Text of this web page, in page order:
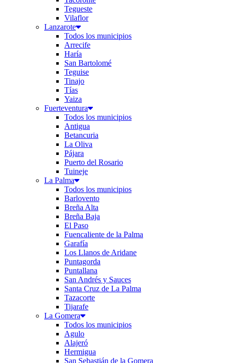
Tegueste
Vilaflor
Lanzarote
Todos los municipios
Arrecife
Haría
San Bartolomé
Teguise
Tinajo
Tías
Yaiza
Fuerteventura
Todos los municipios
Antigua
Betancuria
La Oliva
Pájara
Puerto del Rosario
Tuineje
La Palma
Todos los municipios
Barlovento
Breña Alta
Breña Baja
El Paso
Fuencaliente de la Palma
Garafía
Los Llanos de Aridane
Puntagorda
Puntallana
San Andrés y Sauces
Santa Cruz de La Palma
Tazacorte
Tijarafe
La Gomera
Todos los municipios
Agulo
Alajeró
Hermigua
San Sebastián de la Gomera